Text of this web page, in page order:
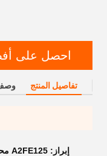
احصل على
تفاصيل المنتج وصف
إبراز: A2FE125 محرك المضخة